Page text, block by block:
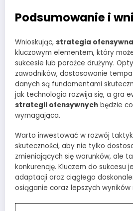
Podsumowanie i
Wnioskując, strategia ofensywna
kluczowym elementem, który
sukcesie lub porażce drużyny.
zawodników, dostosowanie
danych są fundamentami
jak technologia rozwija się, a gra
strategii ofensywnych będzie
wymagająca.
Warto inwestować w rozwój
skuteczności, aby nie tylko
zmieniających się warunków, ale
konkurencję. Kluczem do sukcesu
adaptacji oraz ciągłego
osiąganie coraz lepszych wyników